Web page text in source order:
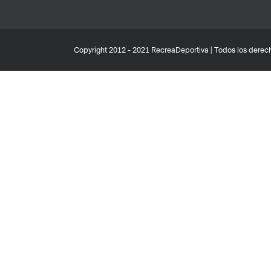
Copyright 2012 - 2021 RecreaDeportiva | Todos los